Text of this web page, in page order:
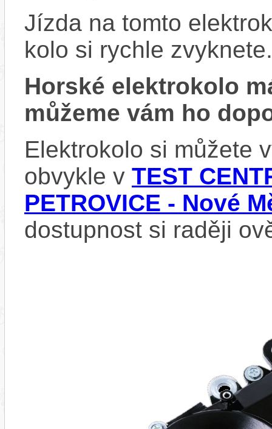
Jízda na tomto
kolo si rychle zvyknete.
Horské elektrokolo
můžeme vám ho
Elektrokolo si můžete
obvykle v TEST
PETROVICE - Nové
dostupnost si raději